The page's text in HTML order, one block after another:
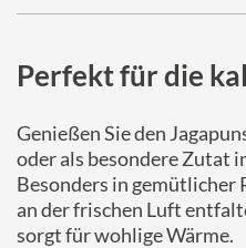
Perfekt für die
Genießen Sie den
oder als besondere Zutat
Besonders in gemütlicher
an der frischen Luft
sorgt für wohlige Wärme.